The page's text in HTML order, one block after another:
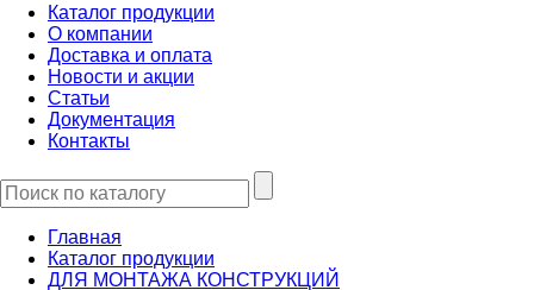
Каталог продукции
О компании
Доставка и оплата
Новости и акции
Статьи
Документация
Контакты
Главная
Каталог продукции
ДЛЯ МОНТАЖА КОНСТРУКЦИЙ